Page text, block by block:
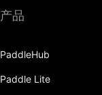
产品
PaddleHub
Paddle Lite